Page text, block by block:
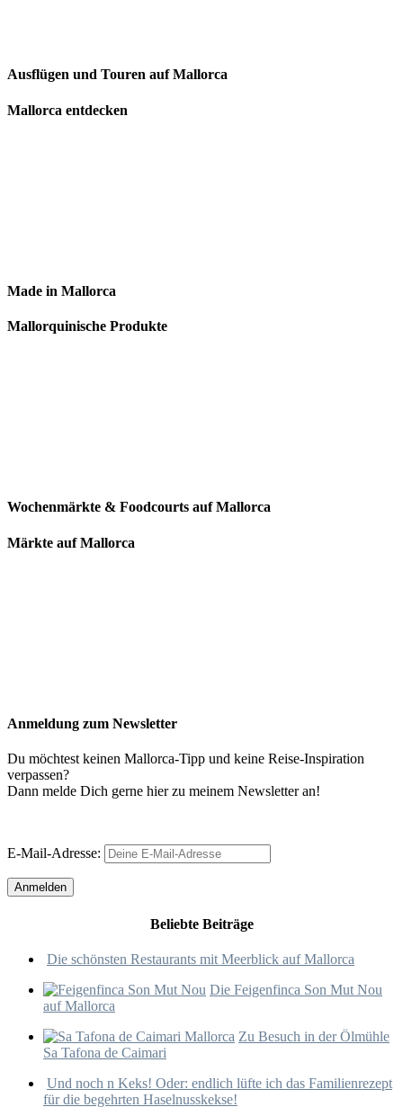
Ausflügen und Touren auf Mallorca
Mallorca entdecken
Made in Mallorca
Mallorquinische Produkte
Wochenmärkte & Foodcourts auf Mallorca
Märkte auf Mallorca
Anmeldung zum Newsletter
Du möchtest keinen Mallorca-Tipp und keine Reise-Inspiration
verpassen?
Dann melde Dich gerne hier zu meinem Newsletter an!
E-Mail-Adresse:
Beliebte Beiträge
Die schönsten Restaurants mit Meerblick auf Mallorca
Die Feigenfinca Son Mut Nou
auf Mallorca
Zu Besuch in der Ölmühle
Sa Tafona de Caimari
Und noch n Keks! Oder: endlich lüfte ich das Familienrezept
für die begehrten Haselnusskekse!